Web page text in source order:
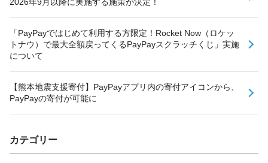
「PayPayではじめて利用する方限定！Rocket Now（ロケッ
トナウ）で最大全額戻ってくるPayPayスクラッチくじ」実施
について
【熊本地震支援寄付】PayPayアプリ内の寄付アイコンから、
PayPayの寄付が可能に
カテゴリー